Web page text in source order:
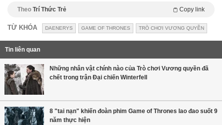
Theo Trí Thức Trẻ Copy link
TỪ KHÓA DAENERYS GAME OF THRONES TRÒ CHƠI VƯƠNG QUYỀN
Tin liên quan
Những nhân vật chính nào của Trò chơi Vương quyền đã
chết trong trận Đại chiến Winterfell
8 "tai nạn" khiến đoàn phim Game of Thrones lao đao suốt 9
năm thực hiện